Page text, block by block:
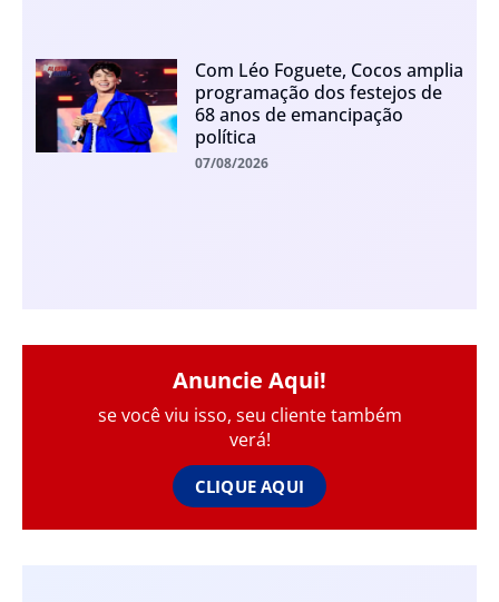
Com Léo Foguete, Cocos amplia
programação dos festejos de
68 anos de emancipação
política
07/08/2026
Anuncie Aqui!
se você viu isso, seu cliente também
verá!
CLIQUE AQUI